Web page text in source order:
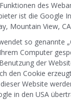
des
ist die Google
Mountain View,
so genannte
Computer
der
den Cookie
Website
in den USA